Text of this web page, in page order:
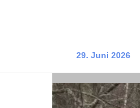
29. Juni 2026